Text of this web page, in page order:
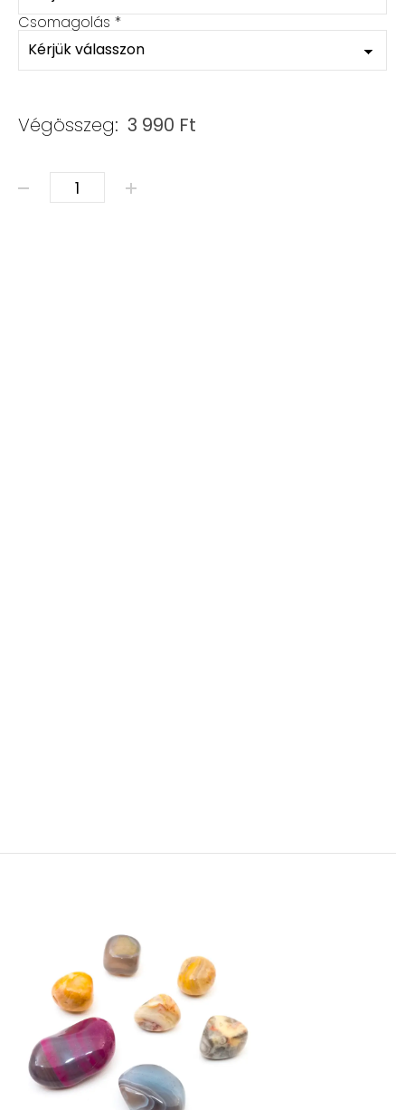
Csomagolás *
Végösszeg: 3 990 Ft